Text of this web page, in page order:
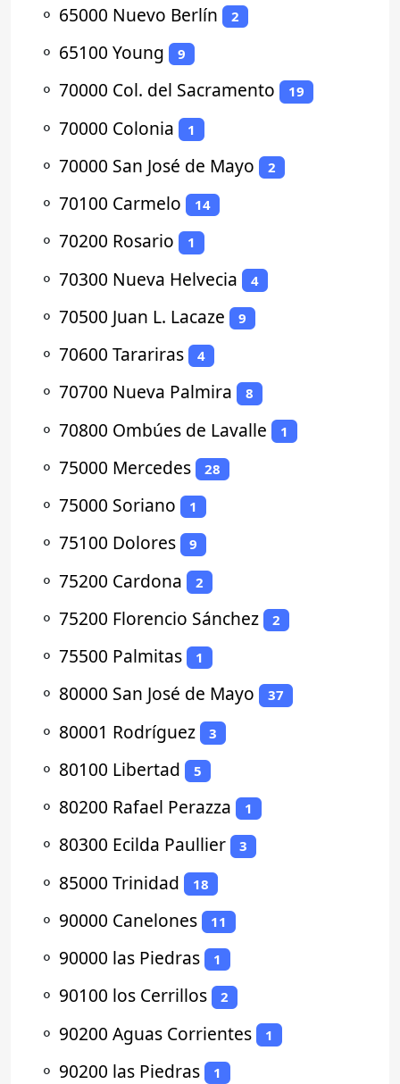
⚬ 65000 Nuevo Berlín 2
⚬ 65100 Young 9
⚬ 70000 Col. del Sacramento 19
⚬ 70000 Colonia 1
⚬ 70000 San José de Mayo 2
⚬ 70100 Carmelo 14
⚬ 70200 Rosario 1
⚬ 70300 Nueva Helvecia 4
⚬ 70500 Juan L. Lacaze 9
⚬ 70600 Tarariras 4
⚬ 70700 Nueva Palmira 8
⚬ 70800 Ombúes de Lavalle 1
⚬ 75000 Mercedes 28
⚬ 75000 Soriano 1
⚬ 75100 Dolores 9
⚬ 75200 Cardona 2
⚬ 75200 Florencio Sánchez 2
⚬ 75500 Palmitas 1
⚬ 80000 San José de Mayo 37
⚬ 80001 Rodríguez 3
⚬ 80100 Libertad 5
⚬ 80200 Rafael Perazza 1
⚬ 80300 Ecilda Paullier 3
⚬ 85000 Trinidad 18
⚬ 90000 Canelones 11
⚬ 90000 las Piedras 1
⚬ 90100 los Cerrillos 2
⚬ 90200 Aguas Corrientes 1
⚬ 90200 las Piedras 1